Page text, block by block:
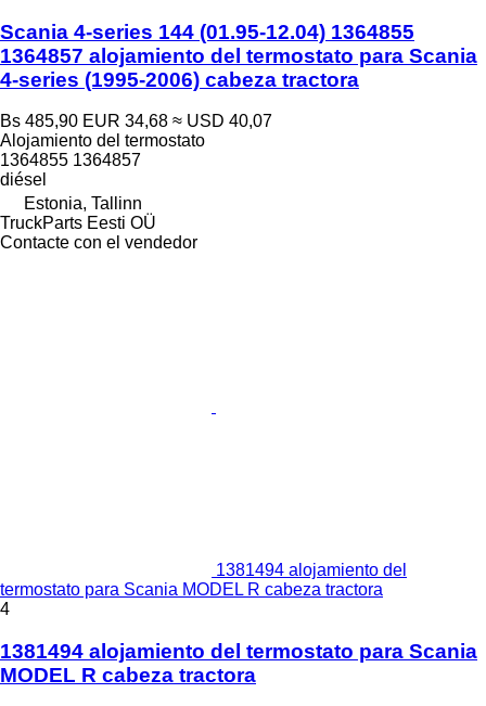
Scania 4-series 144 (01.95-12.04) 1364855
1364857 alojamiento del termostato para Scania
4-series (1995-2006) cabeza tractora
Bs 485,90 EUR 34,68 ≈ USD 40,07
Alojamiento del termostato
1364855 1364857
diésel
Estonia, Tallinn
TruckParts Eesti OÜ
Contacte con el vendedor
1381494 alojamiento del
termostato para Scania MODEL R cabeza tractora
4
1381494 alojamiento del termostato para Scania
MODEL R cabeza tractora